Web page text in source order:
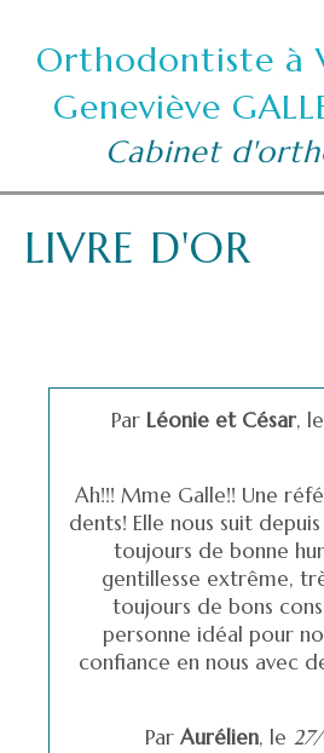
Orthodontiste à
Geneviève
Cabinet
LIVRE D'OR
Par Léonie et César, le
Ah!!! Mme Galle!! Une
dents! Elle nous suit
toujours de bonne
gentillesse extrême,
toujours de bons
personne idéal pour
confiance en nous avec
Par Aurélien, le